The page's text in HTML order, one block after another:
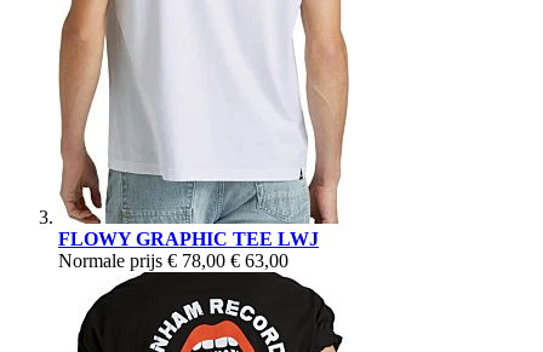
FLOWY GRAPHIC TEE LWJ
Normale prijs € 78,00 € 63,00